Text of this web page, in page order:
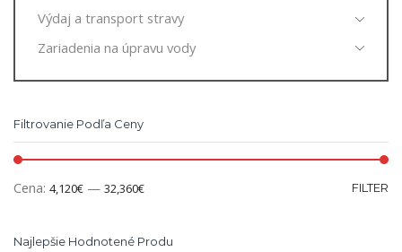
Výdaj a transport stravy
Zariadenia na úpravu vody
Filtrovanie Podľa Ceny
FILTER
Cena: 4,120€ — 32,360€
Najlepšie Hodnotené Produ